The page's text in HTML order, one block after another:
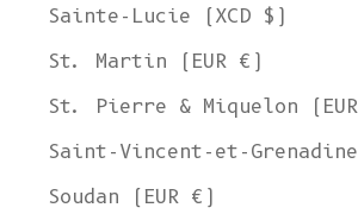
Sainte-Lucie (XCD $)
St. Martin (EUR €)
St. Pierre & Miquelon
Saint-Vincent-et-
Soudan (EUR €)